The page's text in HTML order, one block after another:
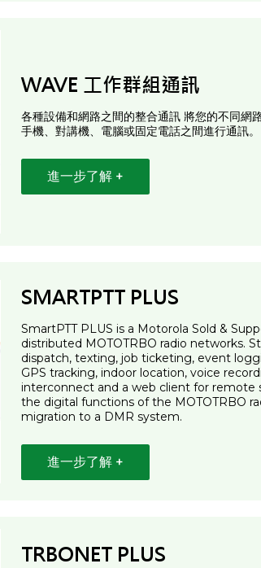
WAVE 工作群組通訊
各種設備和網路之間的整合通訊 將您的不同網
手機、對講機、電腦或固定電話之間進行通訊。
進一步了解 +
SMARTPTT PLUS
SmartPTT PLUS is a Motorola Sold &
distributed MOTOTRBO radio networks.
dispatch, texting, job ticketing, event
GPS tracking, indoor location, voice
interconnect and a web client for remote
the digital functions of the MOTOTRBO
migration to a DMR system.
進一步了解 +
TRBONET PLUS